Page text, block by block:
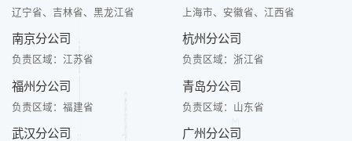
辽宁省、吉林省、黑龙江省
上海市、安徽省、江西省
南京分公司
负责区域： 江苏省
杭州分公司
负责区域：浙江省
福州分公司
负责区域： 福建省
青岛分公司
负责区域： 山东省
武汉分公司 广州分公司